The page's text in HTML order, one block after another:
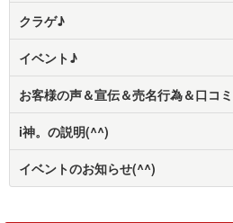
クラゲ♪
イベント♪
お客様の声＆宣伝＆売名行為＆口コ
i神。の説明(^^)
イベントのお知らせ(^^)